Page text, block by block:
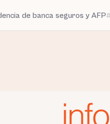
de banca seguros y AFP